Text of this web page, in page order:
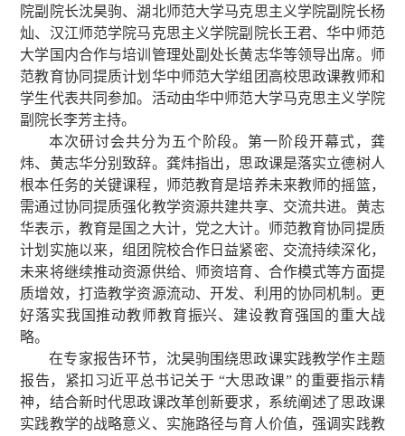
院副院长沈昊驹、湖北师范大学马克思主义学院副院长杨
灿、汉江师范学院马克思主义学院副院长王君、华中师范
大学国内合作与培训管理处副处长黄志华等领导出席。师
范教育协同提质计划华中师范大学组团高校思政课教师和
学生代表共同参加。活动由华中师范大学马克思主义学院
副院长李芳主持。
本次研讨会共分为五个阶段。第一阶段开幕式，龚
炜、黄志华分别致辞。龚炜指出，思政课是落实立德树人
根本任务的关键课程，师范教育是培养未来教师的摇篮，
需通过协同提质强化教学资源共建共享、交流共进。黄志
华表示，教育是国之大计，党之大计。师范教育协同提质
计划实施以来，组团院校合作日益紧密、交流持续深化，
未来将继续推动资源供给、师资培育、合作模式等方面提
质增效，打造教学资源流动、开发、利用的协同机制。更
好落实我国推动教师教育振兴、建设教育强国的重大战
略。
在专家报告环节，沈昊驹围绕思政课实践教学作主题
报告，紧扣习近平总书记关于 “大思政课” 的重要指示精
神，结合新时代思政课改革创新要求，系统阐述了思政课
实践教学的战略意义、实施路径与育人价值，强调实践教